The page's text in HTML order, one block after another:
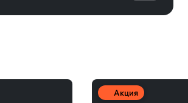
Акция